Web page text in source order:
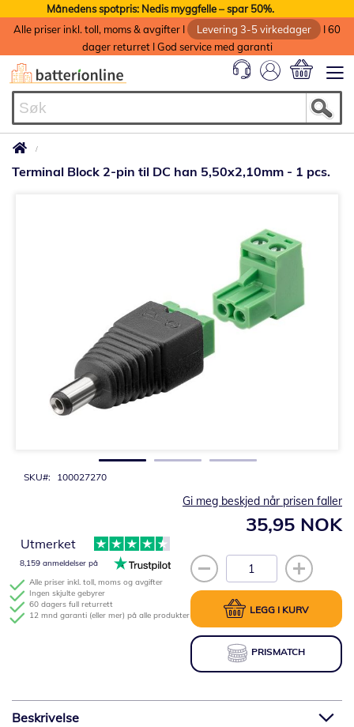
Månedens spotpris: Nedis myggfelle – spar 50%.
Alle priser inkl. toll, moms & avgifter I
Levering 3-5 virkedager
I 60
dager returret I God service med garanti
Terminal Block 2-pin til DC han 5,50x2,10mm - 1 pcs.
SKU 100027270
35,95 NOK
Gi meg beskjed når prisen faller
LEGG I KURV
PRISMATCH
Alle priser inkl. toll, moms og avgifter
Ingen skjulte gebyrer
60 dagers full returrett
12 mnd garanti (eller mer) på alle produkter
Utmerket
8,159 anmeldelser på
Beskrivelse